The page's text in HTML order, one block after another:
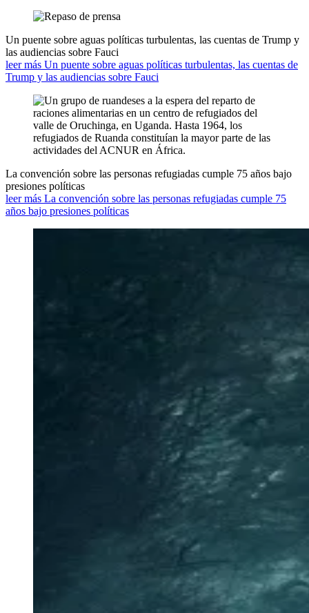
Un puente sobre aguas políticas turbulentas, las cuentas de Trump y
las audiencias sobre Fauci
leer más Un puente sobre aguas políticas turbulentas, las cuentas de
Trump y las audiencias sobre Fauci
La convención sobre las personas refugiadas cumple 75 años bajo
presiones políticas
leer más La convención sobre las personas refugiadas cumple 75
años bajo presiones políticas